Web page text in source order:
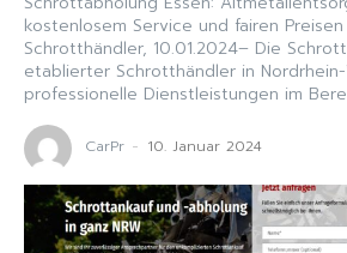
kostenlosem Service und fairen Preisen
Schrotthändler, 10.01.2024– Die
etablierter Schrotthändler in
professionelle Dienstleistungen im
CarPr - 10. Januar 2024